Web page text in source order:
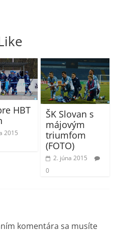
HBT
2015
ŠK Slovan s
májovým
triumfom
(FOTO)
2. júna 2015
0
komentára sa musíte